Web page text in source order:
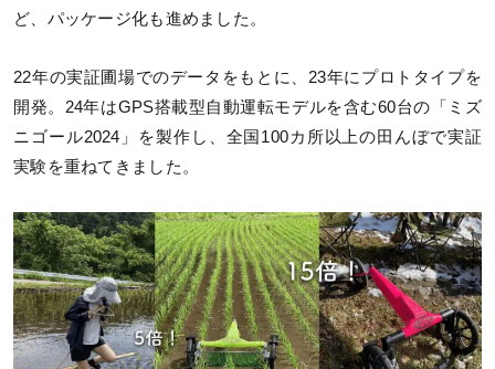
ど、パッケージ化も進めました。
22年の実証圃場でのデータをもとに、23年にプロトタイプを
開発。24年はGPS搭載型自動運転モデルを含む60台の「ミズ
ニゴール2024」を製作し、全国100カ所以上の田んぼで実証
実験を重ねてきました。